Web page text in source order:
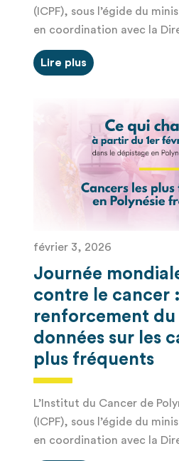
(ICPF), sous l’égide du
en coordination avec la
Lire plus
Journée
contre le cancer :
renforcement
données sur les
plus fréquents
février 3, 2026
L’Institut du Cancer de
(ICPF), sous l’égide du
en coordination avec la